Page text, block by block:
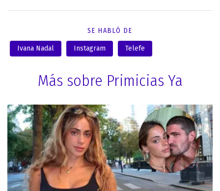
SE HABLÓ DE
Ivana Nadal Instagram Telefe
Más sobre Primicias Ya